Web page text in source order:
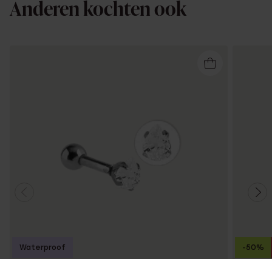
Anderen kochten ook
Waterproof -50%